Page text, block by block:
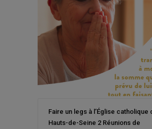
Faire un legs à l’Église catholique
Hauts-de-Seine 2 Réunions de